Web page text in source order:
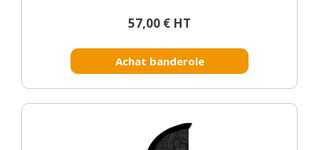
57,00 € HT
Achat banderole